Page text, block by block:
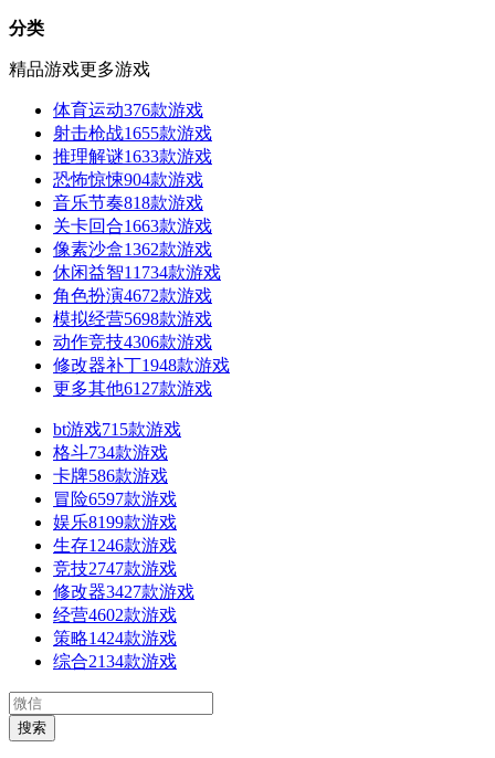
分类
精品游戏更多游戏
体育运动376款游戏
射击枪战1655款游戏
推理解谜1633款游戏
恐怖惊悚904款游戏
音乐节奏818款游戏
关卡回合1663款游戏
像素沙盒1362款游戏
休闲益智11734款游戏
角色扮演4672款游戏
模拟经营5698款游戏
动作竞技4306款游戏
修改器补丁1948款游戏
更多其他6127款游戏
bt游戏715款游戏
格斗734款游戏
卡牌586款游戏
冒险6597款游戏
娱乐8199款游戏
生存1246款游戏
竞技2747款游戏
修改器3427款游戏
经营4602款游戏
策略1424款游戏
综合2134款游戏